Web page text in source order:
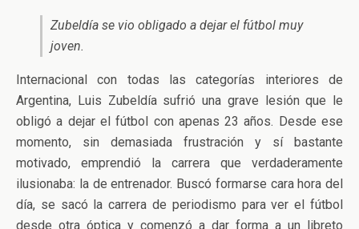
Zubeldía se vio obligado a dejar el fútbol muy
joven.
Internacional con todas las categorías interiores de
Argentina, Luis Zubeldía sufrió una grave lesión que le
obligó a dejar el fútbol con apenas 23 años. Desde ese
momento, sin demasiada frustración y sí bastante
motivado, emprendió la carrera que verdaderamente
ilusionaba: la de entrenador. Buscó formarse cara hora del
día, se sacó la carrera de periodismo para ver el fútbol
desde otra óptica y comenzó a dar forma a un libreto